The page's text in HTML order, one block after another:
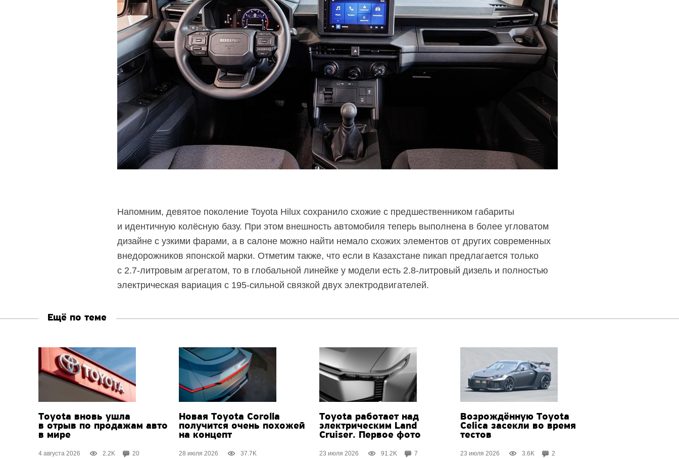
Напомним, девятое поколение Toyota Hilux сохранило схожие с предшественником габариты
и идентичную колёсную базу. При этом внешность автомобиля теперь выполнена в более угловатом
дизайне с узкими фарами, а в салоне можно найти немало схожих элементов от других современных
внедорожников японской марки. Отметим также, что если в Казахстане пикап предлагается только
с 2.7-литровымагрегатом, то в глобальной линейке у модели есть 2.8-литровый дизель и полностью
электрическая вариация с 195-сильной связкой двух электродвигателей.
Ещё по теме
Toyota вновь ушла
в отрыв по продажам авто
в мире
4 августа 2026 2.2K 20
Новая Toyota Corolla
получится очень похожей
на концепт
28 июля 2026 37.7K
Toyota работает над
электрическим Land
Cruiser. Первое фото
23 июля 2026 91.2K 7
Возрождённую Toyota
Celica засекли во время
тестов
23 июля 2026 3.6K 2